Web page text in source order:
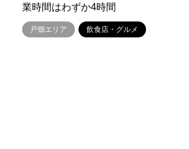
業時間はわずか4時間
戸畑エリア 飲食店・グルメ